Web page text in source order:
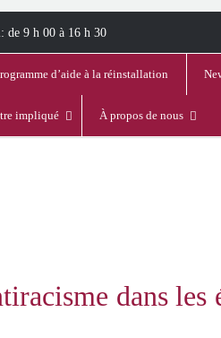
de 9 h 00 à 16 h 30
d’aide à la réinstallation
impliqué À propos de nous
dans les